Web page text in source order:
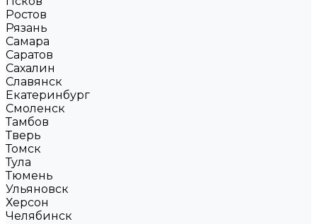
Ростов
Рязань
Самара
Саратов
Сахалин
Славянск
Екатеринбург
Смоленск
Тамбов
Тверь
Томск
Тула
Тюмень
Ульяновск
Херсон
Челябинск